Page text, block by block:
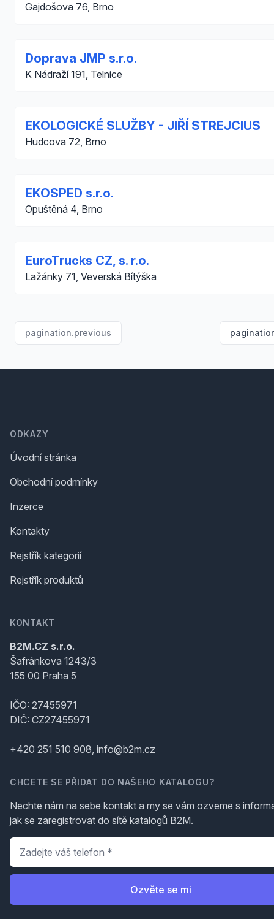
Gajdošova 76, Brno
Doprava JMP s.r.o.
K Nádraží 191, Telnice
EKOLOGICKÉ SLUŽBY - JIŘÍ STREJCIUS
Hudcova 72, Brno
EKOSPED s.r.o.
Opuštěná 4, Brno
EuroTrucks CZ, s. r.o.
Lažánky 71, Veverská Bítýška
pagination.previous
ODKAZY
Úvodní stránka
Obchodní podmínky
Inzerce
Kontakty
Rejstřík kategorií
Rejstřík produktů
KONTAKT
B2M.CZ s.r.o.
Šafránkova 1243/3
155 00 Praha 5
IČO: 27455971
DIČ: CZ27455971
+420 251 510 908, info@b2m.cz
CHCETE SE PŘIDAT DO NAŠEHO KATALOGU?
Nechte nám na sebe kontakt a my se vám ozveme s
jak se zaregistrovat do sítě katalogů B2M.
Telefon
Ozvěte se mi